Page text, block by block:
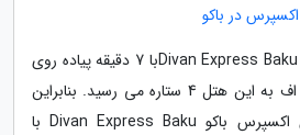
هتل دیوان اکسپرس باکو | Divan Express Bakuبا 7 دقیقه پیاده روی
از مرکز فرهنگی حیدر علی اف به این هتل 4 ستاره می رسید. بنابراین
باید گفت که هتل دیوان اکسپرس باکو Divan Express Baku با